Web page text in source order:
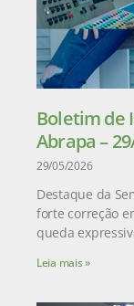
Boletim de
Abrapa –
29/05/2026
Destaque da
forte correção
queda
Leia mais »